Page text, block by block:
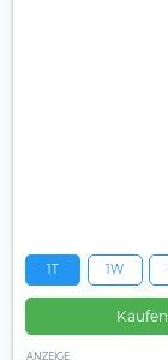
1T 1W
Kaufen
ANZEIGE